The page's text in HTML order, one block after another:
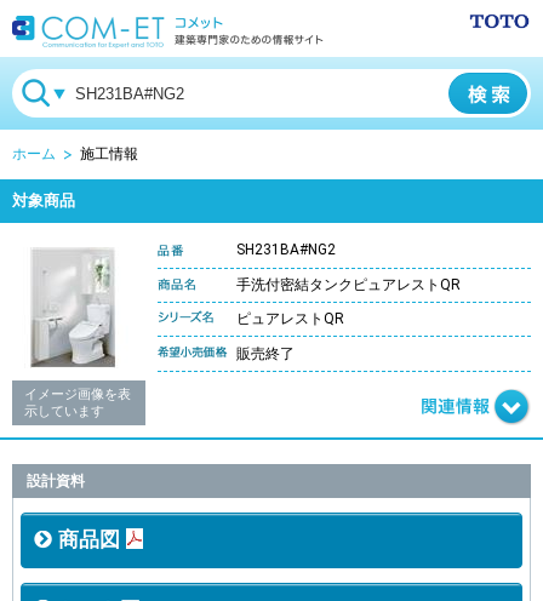
ホーム 施工情報
対象商品
イメージ画像を表
示しています
SH231BA#NG2
手洗付密結タンクピュアレストQR
ピュアレストQR
販売終了
設計資料
商品図